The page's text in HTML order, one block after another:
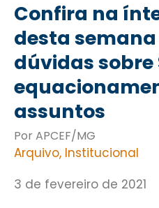
Confira na
desta
dúvidas sobre
assuntos
Por APCEF/MG
Arquivo, Institucional
3 de fevereiro de 2021